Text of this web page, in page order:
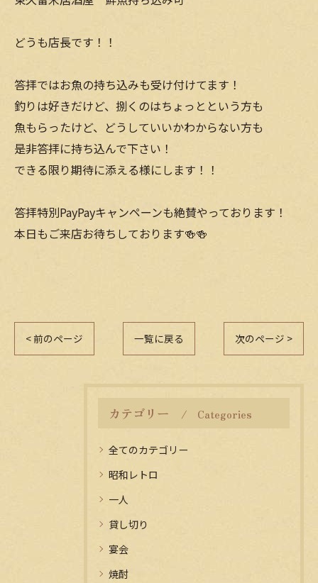
どうも店長です！！
答拝ではお魚の持ち込みも受け付けてます！
釣りは好きだけど、捌くのはちょっとという方も
魚もらったけど、どうしていいかわからない方も
是非答拝に持ち込んで下さい！
できる限り期待に添える様にします！！
答拝特別PayPayキャンペーンも絶賛やっております！
本日もご来店お待ちしております🍻🍻
< 前のページ 一覧に戻る 次のページ >
カテゴリー Categories
全てのカテゴリー
昭和レトロ
一人
貸し切り
宴会
焼酎